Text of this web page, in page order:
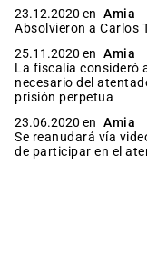
23.12.2020 en Amia
Absolvieron a Carlos
25.11.2020 en Amia
La fiscalía consideró
necesario del
prisión perpetua
23.06.2020 en Amia
Se reanudará vía
de participar en el